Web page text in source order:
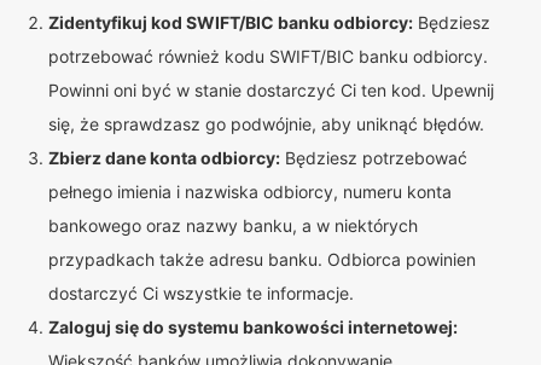
Zidentyfikuj kod SWIFT/BIC banku odbiorcy: Będziesz
potrzebować również kodu SWIFT/BIC banku odbiorcy.
Powinni oni być w stanie dostarczyć Ci ten kod. Upewnij
się, że sprawdzasz go podwójnie, aby uniknąć błędów.
Zbierz dane konta odbiorcy: Będziesz potrzebować
pełnego imienia i nazwiska odbiorcy, numeru konta
bankowego oraz nazwy banku, a w niektórych
przypadkach także adresu banku. Odbiorca powinien
dostarczyć Ci wszystkie te informacje.
Zaloguj się do systemu bankowości internetowej:
Większość banków umożliwia dokonywanie